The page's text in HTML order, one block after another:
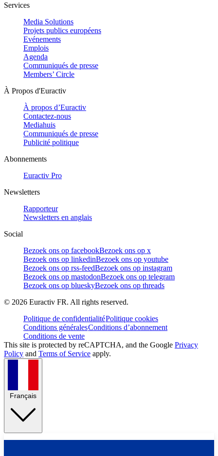
Services
Media Solutions
Projets publics européens
Evénements
Emplois
Agenda
Communiqués de presse
Members’ Circle
À Propos d'Euractiv
À propos d’Euractiv
Contactez-nous
Mediahuis
Communiqués de presse
Publicité politique
Abonnements
Euractiv Pro
Newsletters
Rapporteur
Newsletters en anglais
Social
Bezoek ons op facebookBezoek ons op x
Bezoek ons op linkedinBezoek ons op youtube
Bezoek ons op rss-feedBezoek ons op instagram
Bezoek ons op mastodonBezoek ons op telegram
Bezoek ons op blueskyBezoek ons op threads
© 2026 Euractiv FR. All rights reserved.
Politique de confidentialitéPolitique cookies
Conditions généralesConditions d’abonnement
Conditions de vente
This site is protected by reCAPTCHA, and the Google Privacy
Policy and Terms of Service apply.
Français